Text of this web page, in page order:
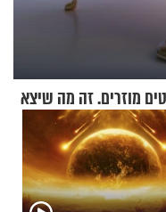
מוזרים. זה מה שיצא